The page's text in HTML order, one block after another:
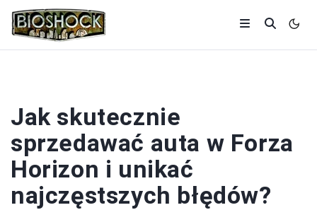
Jak skutecznie
sprzedawać auta w Forza
Horizon i unikać
najczęstszych błędów?